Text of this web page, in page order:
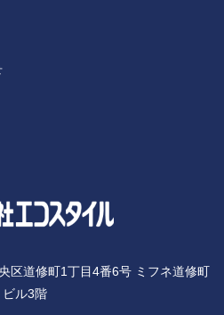
区道修町1丁目4番6号 ミフネ道修町
ビル3階